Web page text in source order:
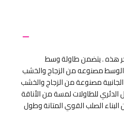
هذه . يتضمن طاولة وسط
الوسط مصنوعه من الزجاج والخشب
الجانبية مصنوعة من الزجاج والخشب
للطاولات لمسة من الأناقة
الصلب القوي المتانة وطول